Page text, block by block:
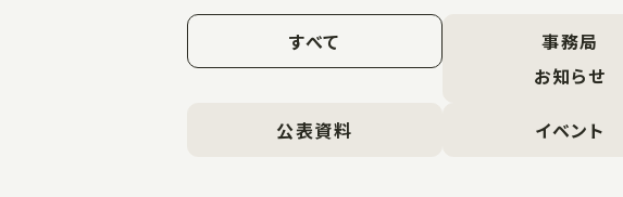
すべて
事務局
お知らせ
公表資料 イベント